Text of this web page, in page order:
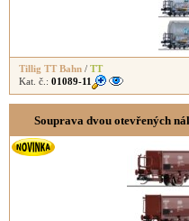
Tillig TT Bahn / TT
Kat. č.: 01089-11
Souprava dvou otevřených